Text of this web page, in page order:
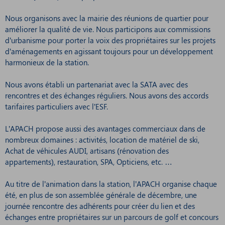
Nous organisons avec la mairie des réunions de quartier pour
améliorer la qualité de vie. Nous participons aux commissions
d’urbanisme pour porter la voix des propriétaires sur les projets
d’aménagements en agissant toujours pour un développement
harmonieux de la station.
Nous avons établi un partenariat avec la SATA avec des
rencontres et des échanges réguliers. Nous avons des accords
tarifaires particuliers avec l’ESF.
L’APACH propose aussi des avantages commerciaux dans de
nombreux domaines : activités, location de matériel de ski,
Achat de véhicules AUDI, artisans (rénovation des
appartements), restauration, SPA, Opticiens, etc. …
Au titre de l’animation dans la station, l’APACH organise chaque
été, en plus de son assemblée générale de décembre, une
journée rencontre des adhérents pour créer du lien et des
échanges entre propriétaires sur un parcours de golf et concours